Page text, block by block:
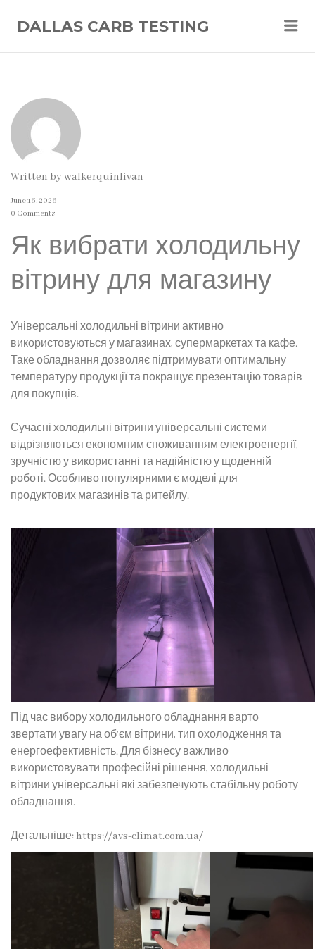
DALLAS CARB TESTING
Written bywalkerquinlivan
June 16, 2026
0 Comments
Як вибрати холодильну
вітрину для магазину
Універсальні холодильні вітрини активно
використовуються у магазинах, супермаркетах та кафе.
Таке обладнання дозволяє підтримувати оптимальну
температуру продукції та покращує презентацію товарів
для покупців.
Сучасні холодильні вітрини універсальні системи
відрізняються економним споживанням електроенергії,
зручністю у використанні та надійністю у щоденній
роботі. Особливо популярними є моделі для
продуктових магазинів та ритейлу.
Під час вибору холодильного обладнання варто
звертати увагу на об’єм вітрини, тип охолодження та
енергоефективність. Для бізнесу важливо
використовувати професійні рішення, холодильні
вітрини універсальні які забезпечують стабільну роботу
обладнання.
Детальніше: https://avs-climat.com.ua/